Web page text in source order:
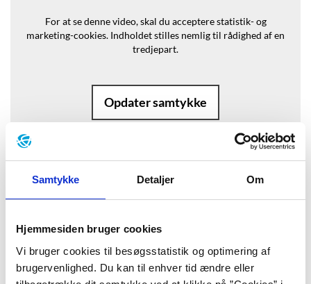
Samtykke Detaljer Om
Hjemmesiden bruger cookies
Vi bruger cookies til besøgsstatistik og optimering af
brugervenlighed. Du kan til enhver tid ændre eller
For at se denne video, skal du acceptere statistik- og
marketing-cookies. Indholdet stilles nemlig til rådighed af en
tredjepart.
Opdater samtykke
”Tror, jeg vil holde en lille fest. En
perfekt arrangeret, men enkel soiré.